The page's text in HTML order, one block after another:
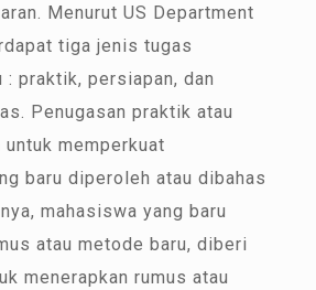
Menurut US Department
tiga jenis tugas
praktik, persiapan, dan
Penugasan praktik atau
memperkuat
baru diperoleh atau dibahas
mahasiswa yang baru
atau metode baru, diberi
menerapkan rumus atau